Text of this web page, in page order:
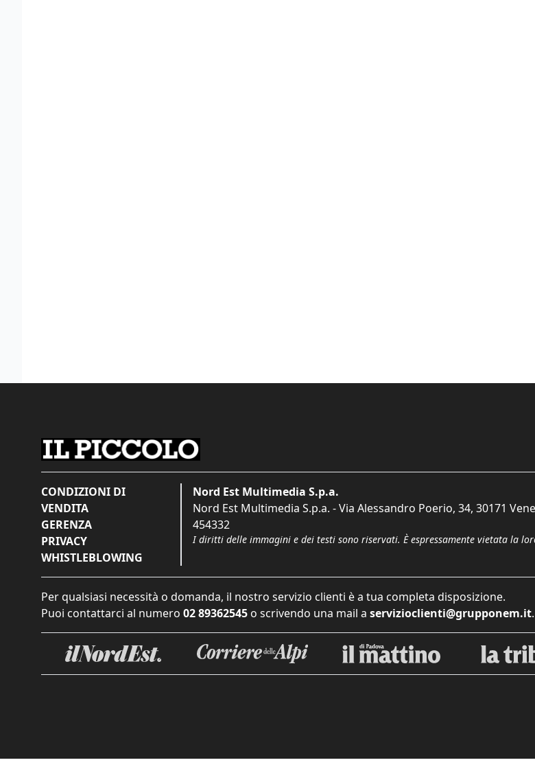
CONDIZIONI DI
VENDITA
GERENZA
PRIVACY
WHISTLEBLOWING
Nord Est Multimedia S.p.a.
Nord Est Multimedia S.p.a. - Via Alessandro Poerio, 34, 30171
454332
I diritti delle immagini e dei testi sono riservati. È espressamente vietata la
Per qualsiasi necessità o domanda, il nostro servizio clienti è a tua completa disposizione.
Puoi contattarci al numero 02 89362545 o scrivendo una mail a servizioclienti@grupponem.it.